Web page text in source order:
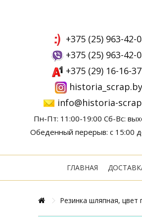
+375 (25) 963-42-
+375 (25) 963-42-
+375 (29) 16-16-
historia_scrap.by
info@historia-
Пн-Пт: 11:00-19:00 Сб-Вс:
Обеденный перерыв: с 15:00
ГЛАВНАЯ
Резинка шляпная,